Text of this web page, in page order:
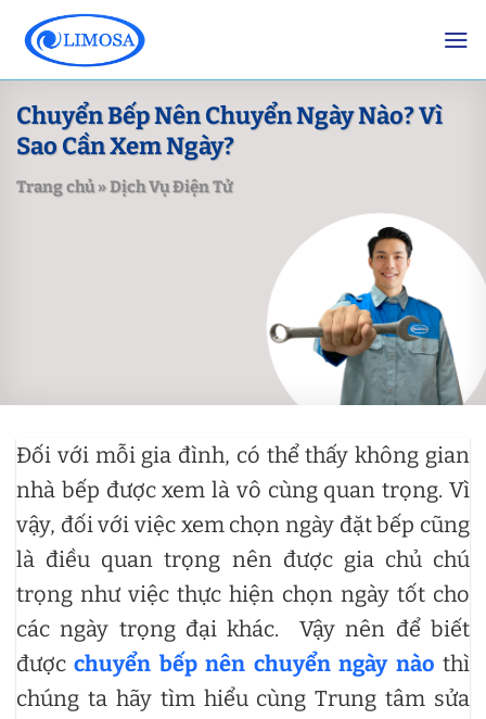
content
Chuyển Bếp Nên Chuyển Ngày Nào? Vì
Sao Cần Xem Ngày?
Trang chủ»Dịch Vụ Điện Tử
Đối với mỗi gia đình, có thể thấy không gian
nhà bếp được xem là vô cùng quan trọng. Vì
vậy, đối với việc xem chọn ngày đặt bếp cũng
là điều quan trọng nên được gia chủ chú
trọng như việc thực hiện chọn ngày tốt cho
các ngày trọng đại khác. Vậy nên để biết
đượcchuyển bếp nên chuyển ngày nào thì
chúng ta hãy tìm hiểu cùng Trung tâm sửa